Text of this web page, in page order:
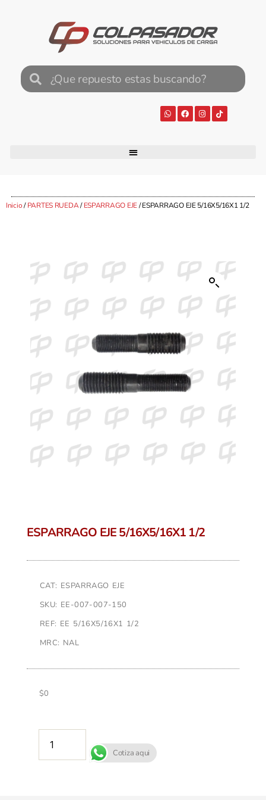
Inicio/PARTES RUEDA/ESPARRAGO EJE/ ESPARRAGO EJE 5/16X5/16X1 1/2
ESPARRAGO EJE 5/16X5/16X1 1/2
CAT: ESPARRAGO EJE
SKU: EE-007-007-150
REF: EE 5/16X5/16X1 1/2
MRC: NAL
$0
Cotiza aqui